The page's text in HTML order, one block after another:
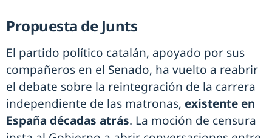
Propuesta de Junts
El partido político catalán, apoyado por sus
compañeros en el Senado, ha vuelto a reabrir
el debate sobre la reintegración de la carrera
independiente de las matronas, existente en
España décadas atrás. La moción de censura